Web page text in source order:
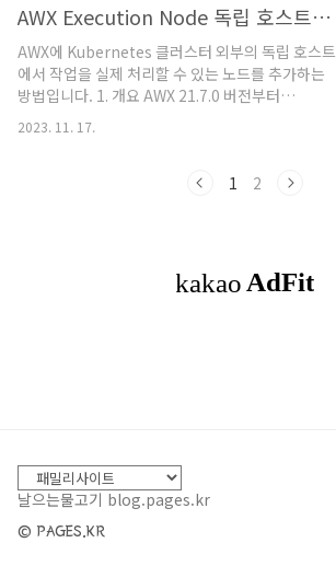
니다. 해당 ConfigMap 또는 Secret를 확인하기 위
해 다음 명령을 사용할 수 있습니다. kubectl get
configmap -n # ConfigMap 확인 kubectl get
secret -n # Secret 확인 은 AWX가 배포된
Kubernetes 네임스페이스를 나타냅니다.
ConfigMap 또는 Secret 확인 ConfigMap 또는
AWX Execution Node 독립 호스트로 분리 및 확장 분산처리
AWX에 Kubernetes 클러스터 외부의 독립 호스트
에서 작업을 실제 처리할 수 있는 노드를 추가하는
방법입니다. 1. 개요 AWX 21.7.0 버전부터
이를 통해 AWX는 독립된 호스트에서 작업의 실행
사용법을 설명한 내용입니다. 2. Execution Node
확장할 수 있습니다. 보안: Execution Node를 격
리된 네트워크 환경에서 실행하여 보안을 강화할 수
2023. 11. 17.
1 2
날으는물고기 blog.pages.kr
© PAGES.KR